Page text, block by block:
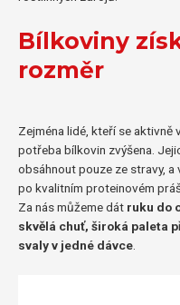
Bílkoviny
rozměr
Zejména lidé, kteří se aktivně
potřeba bílkovin zvýšena.
obsáhnout pouze ze stravy,
po kvalitním proteinovém
Za nás můžeme dát ruku do
skvělá chuť, široká paleta
svaly v jedné dávce.